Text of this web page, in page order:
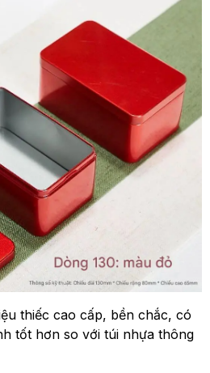
thiếc cao cấp, bền chắc, có
tốt hơn so với túi nhựa thông